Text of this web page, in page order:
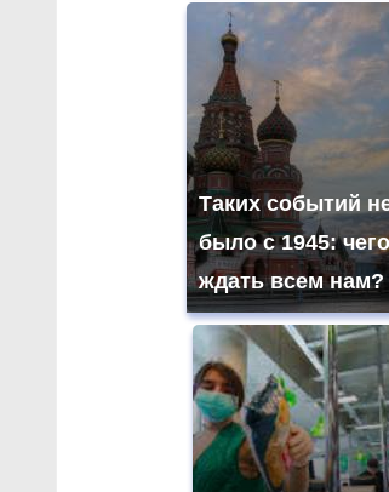
Таких событий
было с 1945: чего
ждать всем нам?